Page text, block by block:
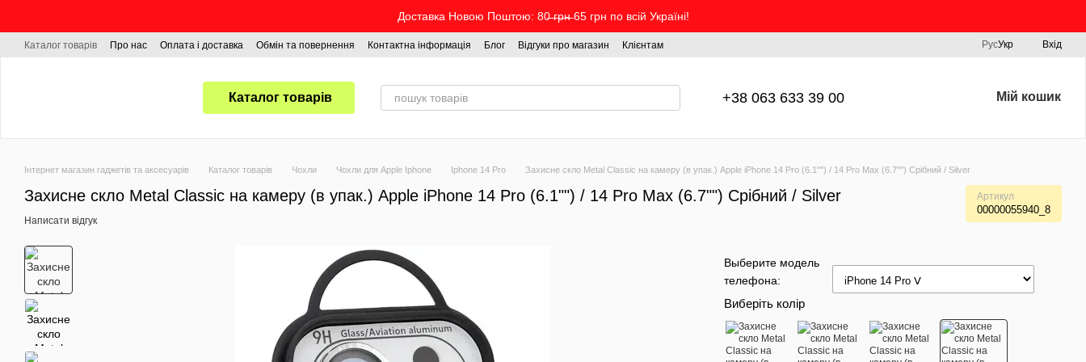
Доставка Новою Поштою: 80̶ ̶г̶р̶н̶ 65 грн по всій Україні!
Каталог товарів Про нас Оплата і доставка Обмін та повернення Контактна інформація Блог Відгуки про магазин Клієнтам РусУкр Вхід
Каталог товарів +38 063 633 39 00 Мій кошик
Інтернет магазин гаджетів та аксесуарів Каталог товарів Чохли Чохли для Apple Iphone Iphone 14 Pro Захисне скло Metal Classic на камеру (в упак.) Apple iPhone 14 Pro (6.1"") / 14 Pro Max (6.7"") Срібний / Silver
Захисне скло Metal Classic на камеру (в упак.) Apple iPhone 14 Pro (6.1"") / 14 Pro Max (6.7"") Срібний / Silver Артикул
00000055940_8
Написати відгук
Выберите модель
телефона:
Виберіть колір